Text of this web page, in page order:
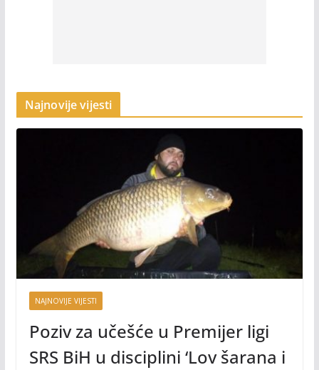
Najnovije vijesti
NAJNOVIJE VIJESTI
Poziv za učešće u Premijer ligi
SRS BiH u disciplini ‘Lov šarana i